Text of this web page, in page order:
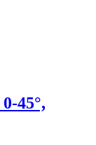
45°,